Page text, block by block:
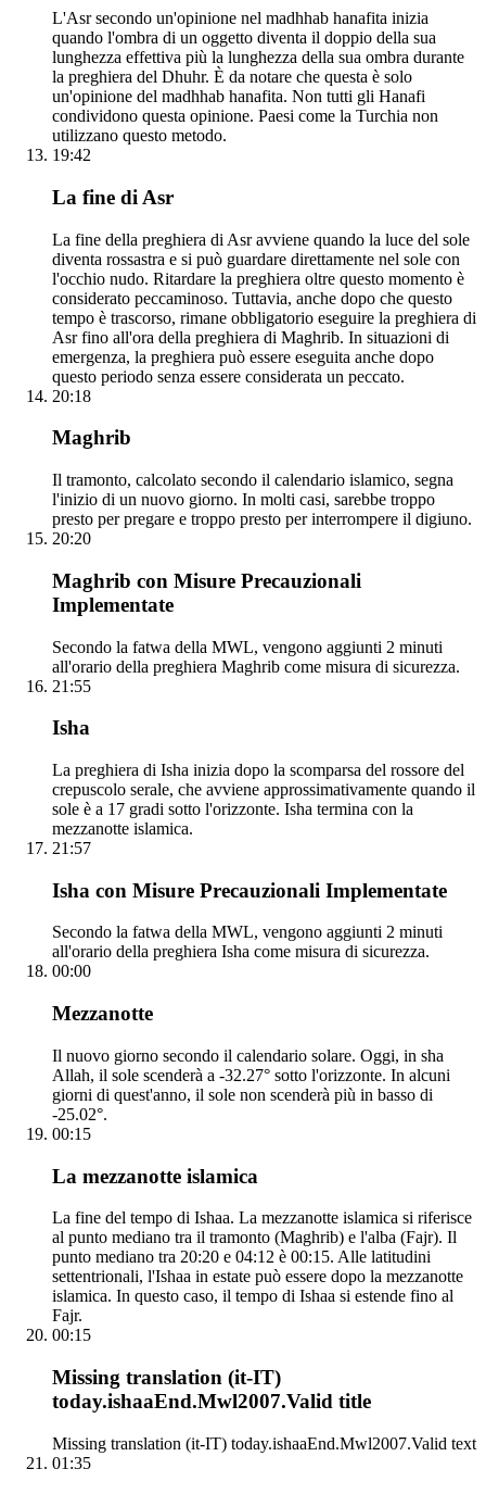
L'Asr secondo un'opinione nel madhhab hanafita inizia
quando l'ombra di un oggetto diventa il doppio della sua
lunghezza effettiva più la lunghezza della sua ombra durante
la preghiera del Dhuhr. È da notare che questa è solo
un'opinione del madhhab hanafita. Non tutti gli Hanafi
condividono questa opinione. Paesi come la Turchia non
utilizzano questo metodo.
19:42
La fine di Asr
La fine della preghiera di Asr avviene quando la luce del sole
diventa rossastra e si può guardare direttamente nel sole con
l'occhio nudo. Ritardare la preghiera oltre questo momento è
considerato peccaminoso. Tuttavia, anche dopo che questo
tempo è trascorso, rimane obbligatorio eseguire la preghiera di
Asr fino all'ora della preghiera di Maghrib. In situazioni di
emergenza, la preghiera può essere eseguita anche dopo
questo periodo senza essere considerata un peccato.
20:18
Maghrib
Il tramonto, calcolato secondo il calendario islamico, segna
l'inizio di un nuovo giorno. In molti casi, sarebbe troppo
presto per pregare e troppo presto per interrompere il digiuno.
20:20
Maghrib con Misure Precauzionali
Implementate
Secondo la fatwa della MWL, vengono aggiunti 2 minuti
all'orario della preghiera Maghrib come misura di sicurezza.
21:55
Isha
La preghiera di Isha inizia dopo la scomparsa del rossore del
crepuscolo serale, che avviene approssimativamente quando il
sole è a 17 gradi sotto l'orizzonte. Isha termina con la
mezzanotte islamica.
21:57
Isha con Misure Precauzionali Implementate
Secondo la fatwa della MWL, vengono aggiunti 2 minuti
all'orario della preghiera Isha come misura di sicurezza.
00:00
Mezzanotte
Il nuovo giorno secondo il calendario solare. Oggi, in sha
Allah, il sole scenderà a -32.27° sotto l'orizzonte. In alcuni
giorni di quest'anno, il sole non scenderà più in basso di
-25.02°.
00:15
La mezzanotte islamica
La fine del tempo di Ishaa. La mezzanotte islamica si riferisce
al punto mediano tra il tramonto (Maghrib) e l'alba (Fajr). Il
punto mediano tra 20:20 e 04:12 è 00:15. Alle latitudini
settentrionali, l'Ishaa in estate può essere dopo la mezzanotte
islamica. In questo caso, il tempo di Ishaa si estende fino al
Fajr.
00:15
Missing translation (it-IT)
today.ishaaEnd.Mwl2007.Valid title
Missing translation (it-IT) today.ishaaEnd.Mwl2007.Valid text
01:35